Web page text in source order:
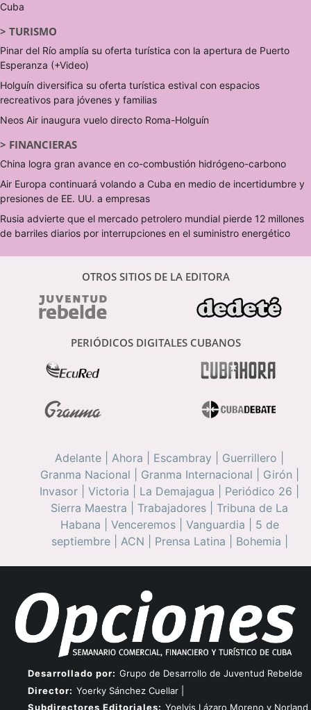
Cuba
> TURISMO
Pinar del Río amplía su oferta turística con la apertura de Puerto
Esperanza (+Video)
Holguín diversifica su oferta turística estival con espacios
recreativos para jóvenes y familias
Neos Air inaugura vuelo directo Roma-Holguín
> FINANCIERAS
China logra gran avance en co-combustión hidrógeno-carbono
Air Europa continuará volando a Cuba en medio de incertidumbre y
presiones de EE. UU. a empresas
Rusia advierte que el mercado petrolero mundial pierde 12 millones
de barriles diarios por interrupciones en el suministro energético
OTROS SITIOS DE LA EDITORA
PERIÓDICOS DIGITALES CUBANOS
Adelante Ahora Escambray Guerrillero
Granma Nacional
Granma Internacional Girón
Invasor
Victoria La Demajagua Periódico 26
Sierra Maestra
Trabajadores
Tribuna de La
Habana
Venceremos| Vanguardia
5 de
septiembre| ACN Prensa Latina Bohemia
Desarrollado por: Grupo de Desarrollo de Juventud Rebelde
Director: Yoerky Sánchez Cuellar |
Subdirectores Editoriales: Yoelvis Lázaro Moreno y Norland